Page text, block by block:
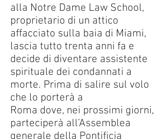
alla Notre Dame Law School,
proprietario di un attico
affacciato sulla baia di Miami,
lascia tutto trenta anni fa e
decide di diventare assistente
spirituale dei condannati a
morte. Prima di salire sul volo
che lo porterà a
Roma dove, nei prossimi giorni,
parteciperà all’Assemblea
generale della Pontificia